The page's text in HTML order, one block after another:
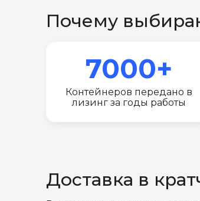
Почему
7000+
Контейнеров передано в
лизинг за годы работы
Доставка в